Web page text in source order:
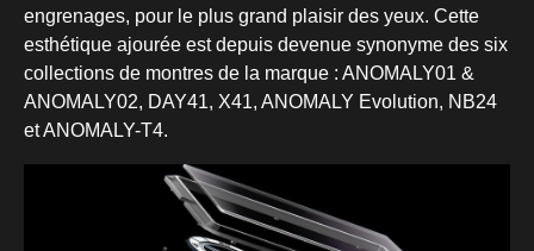
engrenages, pour le plus grand plaisir des yeux. Cette
esthétique ajourée est depuis devenue synonyme des six
collections de montres de la marque : ANOMALY01 &
ANOMALY02, DAY41, X41, ANOMALY Evolution, NB24
et ANOMALY-T4.